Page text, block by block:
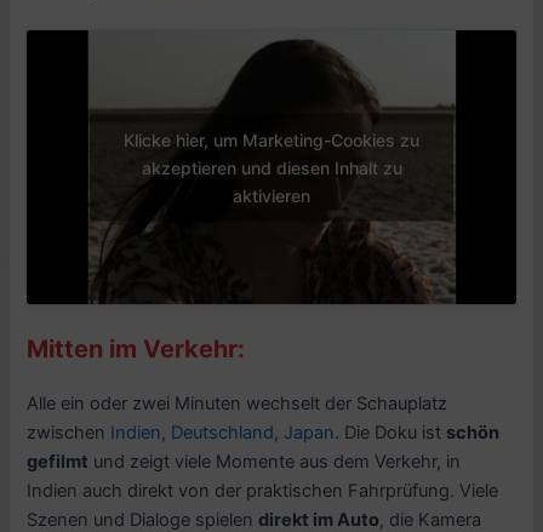
Klicke hier, um Marketing-Cookies zu
akzeptieren und diesen Inhalt zu
aktivieren
Mitten im Verkehr:
Alle ein oder zwei Minuten wechselt der Schauplatz
zwischen Indien, Deutschland, Japan. Die Doku ist schön
gefilmt und zeigt viele Momente aus dem Verkehr, in
Indien auch direkt von der praktischen Fahrprüfung. Viele
Szenen und Dialoge spielen direkt im Auto, die Kamera